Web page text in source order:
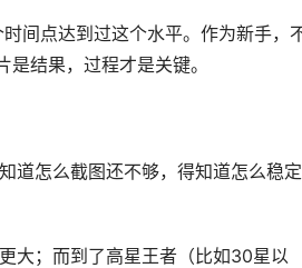
间点达到过这个水平。作为新手，
结果，过程才是关键。
道怎么截图还不够，得知道怎么稳
大；而到了高星王者（比如30星以